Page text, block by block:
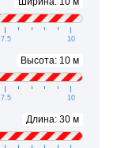
7.5 10
Высота: 10 м
7.5 10
Длина: 30 м